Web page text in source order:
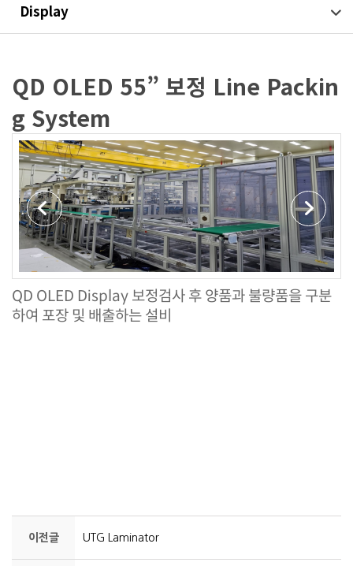
Display
QD OLED 55” 보정 Line Packin
g System
Previous Next
QD OLED Display 보정검사 후 양품과 불량품을 구분
하여 포장 및 배출하는 설비
이전글 UTG Laminator